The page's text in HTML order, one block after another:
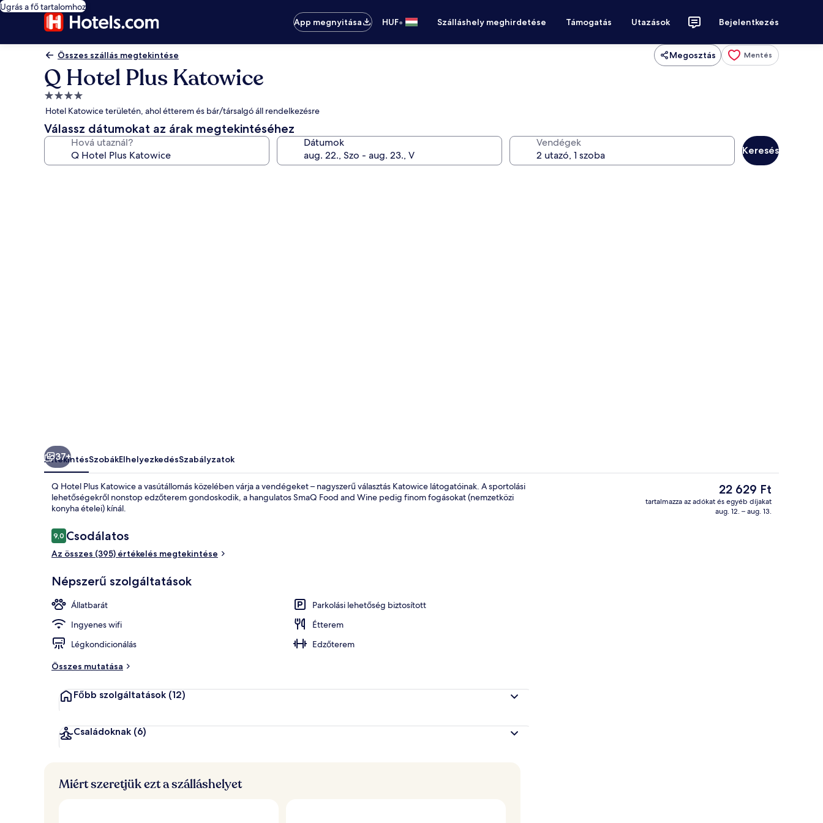
Ugrás a fő tartalomhoz
App megnyitása
HUF• Szálláshely meghirdetése Támogatás Utazások Bejelentkezés
Összes szállás megtekintése Megosztás Mentés
Q Hotel Plus Katowice
4.0
csillagos
szálláshely
Hotel Katowice területén, ahol étterem és bár/társalgó áll rendelkezésre
Válassz dátumokat az árak megtekintéséhez
Hová utaznál? Dátumok Vendégek
Keresés
37+
ÁttekintésSzobákElhelyezkedésSzabályzatok
Q Hotel Plus Katowice a vasútállomás közelében várja a vendégeket – nagyszerű választás Katowice látogatóinak. A sportolási
lehetőségekről nonstop edzőterem gondoskodik, a hangulatos SmaQ Food and Wine pedig finom fogásokat (nemzetközi
konyha ételei) kínál.
Értékelések
9,09,0 ennyiből: 10
Csodálatos
Az összes (395) értékelés megtekintése
Népszerű szolgáltatások
Állatbarát
Parkolási lehetőség biztosított
Ingyenes wifi
Étterem
Légkondicionálás
Edzőterem
Összes mutatása
Főbb szolgáltatások (12)
Családoknak (6)
A
jelenlegi
ár
22 629 Ft
tartalmazza az adókat és egyéb díjakat
aug. 12. – aug. 13.
Miért szeretjük ezt a szálláshelyet